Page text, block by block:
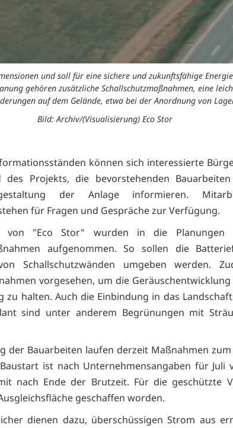
und soll für eine sichere und zukunftsfähige
gehören zusätzliche Schallschutzmaßnahmen, eine
auf dem Gelände, etwa bei der Anordnung von
Bild: Archiv/(Visualisierung) Eco Stor
können sich interessierte
des Projekts, die bevorstehenden
der Anlage informieren.
für Fragen und Gespräche zur Verfügung.
von "Eco Stor" wurden in die Planungen
aufgenommen. So sollen die
Schallschutzwänden umgeben werden.
vorgesehen, um die
zu halten. Auch die Einbindung in das
sind unter anderem Begrünungen mit
der Bauarbeiten laufen derzeit Maßnahmen
ist nach Unternehmensangaben für Juli
nach Ende der Brutzeit. Für die geschützte
geschaffen worden.
dienen dazu, überschüssigen Strom aus